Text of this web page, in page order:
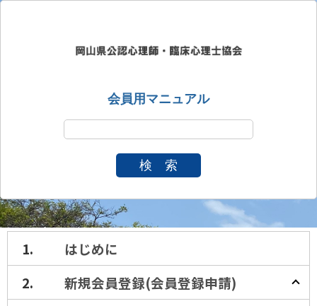
会員用マニュアル
検 索
はじめに
新規会員登録(会員登録申請)